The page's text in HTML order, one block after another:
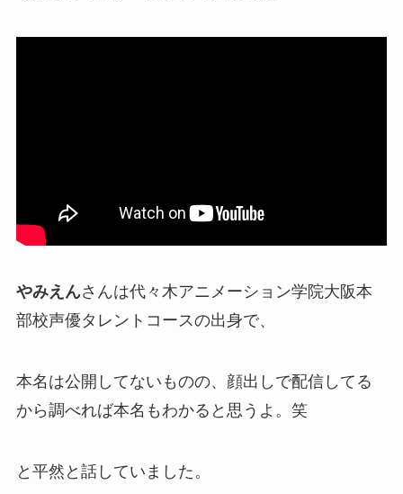
やみえんさんは代々木アニメーション学院大阪本
部校声優タレントコースの出身で、
本名は公開してないものの、 顔出し で配信してる
から調べれば本名 もわかると思うよ。笑
と平然と話していました。